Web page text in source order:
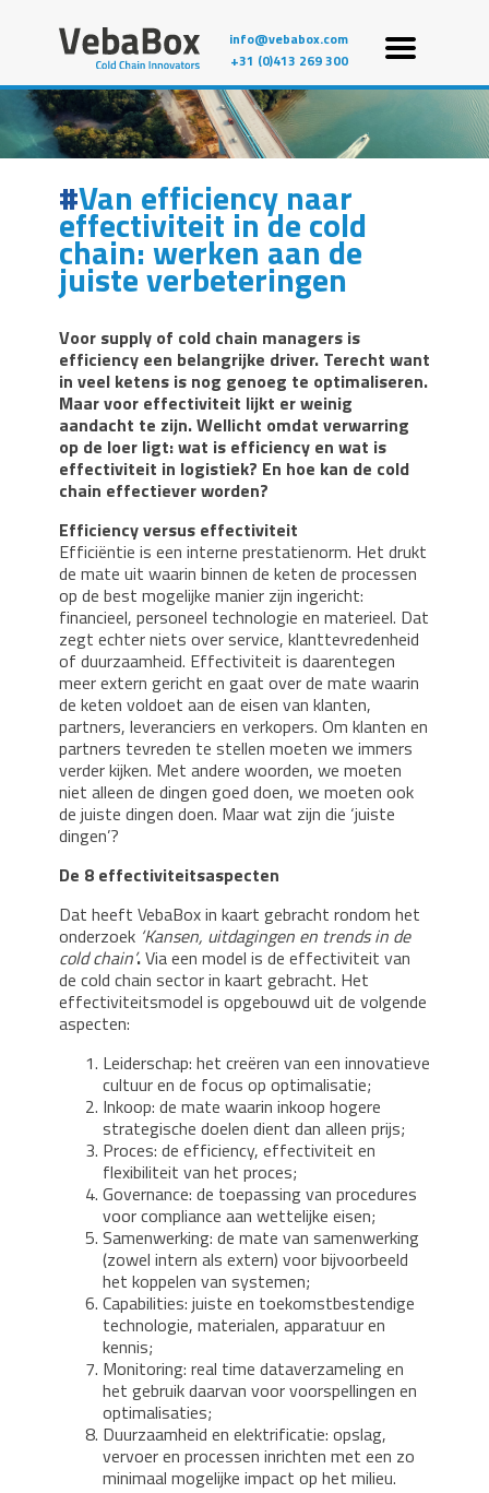
info@vebabox.com
+31 (0)413 269 300
Van efficiency naar
effectiviteit in de cold
chain: werken aan de
juiste verbeteringen
Voor supply of cold chain managers is
efficiency een belangrijke driver. Terecht want
in veel ketens is nog genoeg te optimaliseren.
Maar voor effectiviteit lijkt er weinig
aandacht te zijn. Wellicht omdat verwarring
op de loer ligt: wat is efficiency en wat is
effectiviteit in logistiek? En hoe kan de cold
chain effectiever worden?
Efficiency versus effectiviteit
Efficiëntie is een interne prestatienorm. Het drukt
de mate uit waarin binnen de keten de processen
op de best mogelijke manier zijn ingericht:
financieel, personeel technologie en materieel. Dat
zegt echter niets over service, klanttevredenheid
of duurzaamheid. Effectiviteit is daarentegen
meer extern gericht en gaat over de mate waarin
de keten voldoet aan de eisen van klanten,
partners, leveranciers en verkopers. Om klanten en
partners tevreden te stellen moeten we immers
verder kijken. Met andere woorden, we moeten
niet alleen de dingen goed doen, we moeten ook
de juiste dingen doen. Maar wat zijn die ‘juiste
dingen’?
De 8 effectiviteitsaspecten
Dat heeft VebaBox in kaart gebracht rondom het
onderzoek ‘Kansen, uitdagingen en trends in de
cold chain’.Via een model is de effectiviteit van
de cold chain sector in kaart gebracht. Het
effectiviteitsmodel is opgebouwd uit de volgende
aspecten:
Leiderschap: het creëren van een innovatieve
cultuur en de focus op optimalisatie;
Inkoop: de mate waarin inkoop hogere
strategische doelen dient dan alleen prijs;
Proces: de efficiency, effectiviteit en
flexibiliteit van het proces;
Governance: de toepassing van procedures
voor compliance aan wettelijke eisen;
Samenwerking: de mate van samenwerking
(zowel intern als extern) voor bijvoorbeeld
het koppelen van systemen;
Capabilities: juiste en toekomstbestendige
technologie, materialen, apparatuur en
kennis;
Monitoring: real time dataverzameling en
het gebruik daarvan voor voorspellingen en
optimalisaties;
Duurzaamheid en elektrificatie: opslag,
vervoer en processen inrichten met een zo
minimaal mogelijke impact op het milieu.